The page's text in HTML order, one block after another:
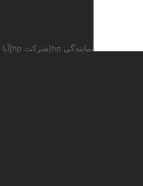
نمایندگی hp|شرکت hp|آیا نمایندگی hp در ایران وجود دارد؟